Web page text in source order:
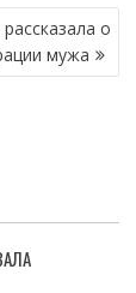
о
мужа